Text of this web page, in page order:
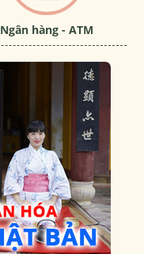
Ngân hàng - ATM